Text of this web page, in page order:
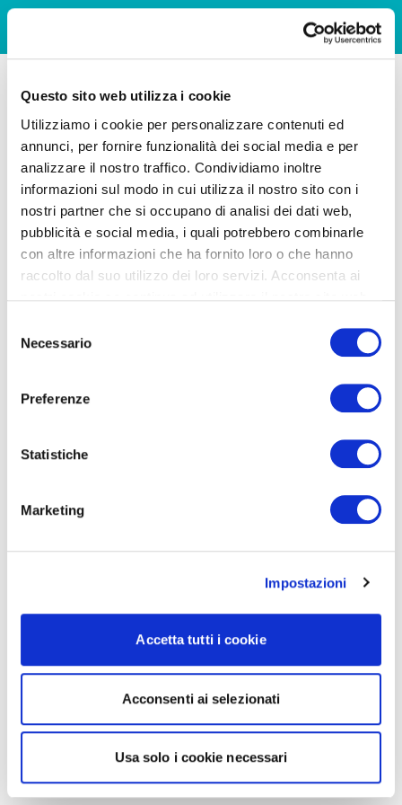
Questo sito web utilizza i cookie
Utilizziamo i cookie per personalizzare contenuti ed
annunci, per fornire funzionalità dei social media e per
analizzare il nostro traffico. Condividiamo inoltre
informazioni sul modo in cui utilizza il nostro sito con i
nostri partner che si occupano di analisi dei dati web,
pubblicità e social media, i quali potrebbero combinarle
con altre informazioni che ha fornito loro o che hanno
raccolto dal suo utilizzo dei loro servizi. Acconsenta ai
delNecessario
Preferenze
Statistiche
Marketing
Impostazioni
Accetta tutti i cookie
Acconsenti ai selezionati
Usa solo i cookie necessari